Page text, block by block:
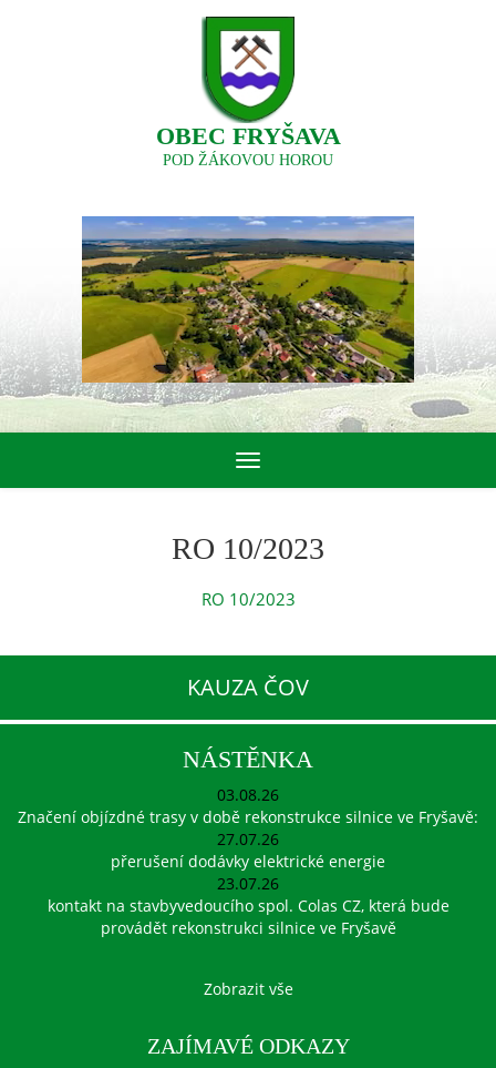
OBEC FRYŠAVA
POD ŽÁKOVOU HOROU
Toggle
navigation
RO 10/2023
RO 10/2023
KAUZA ČOV
NÁSTĚNKA
03.08.26
Značení objízdné trasy v době rekonstrukce silnice ve Fryšavě:
27.07.26
přerušení dodávky elektrické energie
23.07.26
kontakt na stavbyvedoucího spol. Colas CZ, která bude
provádět rekonstrukci silnice ve Fryšavě
Zobrazit vše
ZAJÍMAVÉ ODKAZY